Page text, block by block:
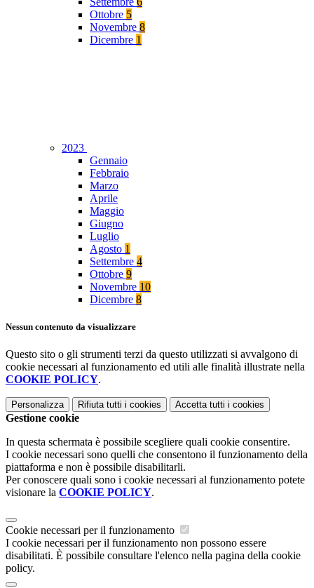
Ottobre 5
Novembre 8
Dicembre 1
2023
Gennaio
Febbraio
Marzo
Aprile
Maggio
Giugno
Luglio
Agosto 1
Settembre 4
Ottobre 9
Novembre 10
Dicembre 8
Nessun contenuto da visualizzare
Questo sito o gli strumenti terzi da questo utilizzati si avvalgono di
cookie necessari al funzionamento ed utili alle finalità illustrate nella
COOKIE POLICY.
Personalizza Rifiuta tutti i cookies Accetta tutti i cookies
Gestione cookie
In questa schermata è possibile scegliere quali cookie consentire.
I cookie necessari sono quelli che consentono il funzionamento della
piattaforma e non è possibile disabilitarli.
Per conoscere quali sono i cookie necessari al funzionamento potete
visionare la COOKIE POLICY.
Cookie necessari per il funzionamento
I cookie necessari per il funzionamento non possono essere
disabilitati. È possibile consultare l'elenco nella pagina della cookie
policy.